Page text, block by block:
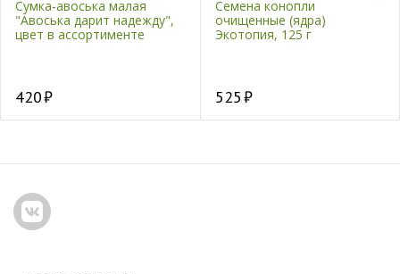
Сумка-авоська малая
"Авоська дарит надежду",
цвет в ассортименте
420
Семена конопли
очищенные (ядра)
Экотопия, 125 г
525